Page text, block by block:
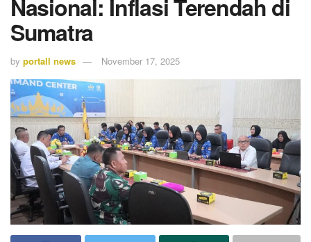
Nasional: Inflasi Terendah di
Sumatra
by portall news November 17, 2025